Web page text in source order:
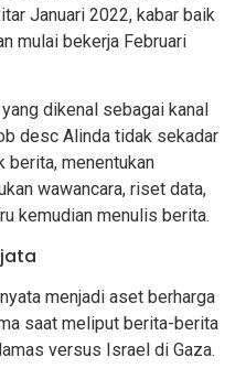
Januari 2022, kabar baik
mulai bekerja Februari
dikenal sebagai kanal
desc Alinda tidak sekadar
berita, menentukan
wawancara, riset data,
kemudian menulis berita.
menjadi aset berharga
saat meliput berita-berita
versus Israel di Gaza.